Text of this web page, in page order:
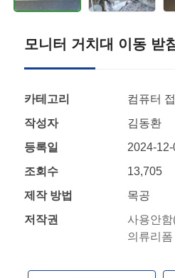
모니터 거치대 이동 받
카테고리
컴퓨터
작성자
김동환
등록일
2024-
조회수
13,705
제작 방법
목공
저작권
사용안
의류리